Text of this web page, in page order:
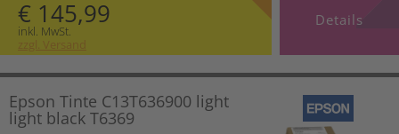
€ 145,99
inkl. MwSt.
zzgl. Versand
Details
Epson Tinte C13T636900 light
light black T6369